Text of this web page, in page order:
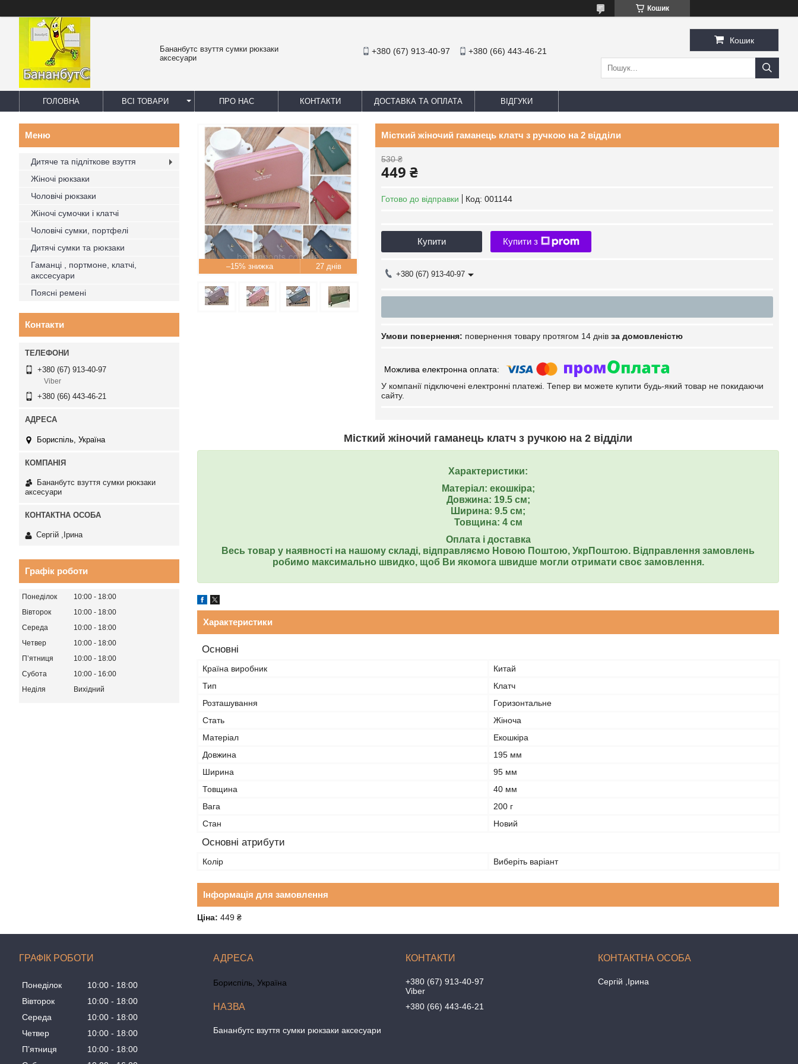
Кошик
Бананбутс взуття сумки рюкзаки
аксесуари
+380 (67) 913-40-97 +380 (66) 443-46-21
Кошик
ГОЛОВНА ВСІ ТОВАРИ ПРО НАС КОНТАКТИ ДОСТАВКА ТА ОПЛАТА ВІДГУКИ
–15% 27 днів
Місткий жіночий гаманець клатч з ручкою на 2 відділи
530 ₴
449 ₴
Готово до відправки Код: 001144
Купити Купити з
+380 (67) 913-40-97
повернення товару протягом 14 днів за домовленістю
У компанії підключені електронні платежі. Тепер ви можете купити будь-який товар не покидаючи
сайту.
Місткий жіночий гаманець клатч з ручкою на 2 відділи
Характеристики:
Матеріал: екошкіра;
Довжина: 19.5 см;
Ширина: 9.5 см;
Товщина: 4 см
Оплата і доставка
Весь товар у наявності на нашому складі, відправляємо Новою Поштою, УкрПоштою. Відправлення замовлень
робимо максимально швидко, щоб Ви якомога швидше могли отримати своє замовлення.
Характеристики
Основні
Країна виробник
Китай
Тип
Клатч
Розташування
Горизонтальне
Стать
Жіноча
Матеріал
Екошкіра
Довжина
195 мм
Ширина
95 мм
Товщина
40 мм
Вага
200 г
Стан
Новий
Основні атрибути
Колір Виберіть варіант
Інформація для замовлення
Ціна: 449 ₴
Дитяче та підліткове взуття
Жіночі рюкзаки
Чоловічі рюкзаки
Жіночі сумочки і клатчі
Чоловічі сумки, портфелі
Дитячі сумки та рюкзаки
Гаманці , портмоне, клатчі,
акссесуари
Поясні ремені
Контакти
+380 (67) 913-40-97
Viber
+380 (66) 443-46-21
Бориспіль, Україна
Бананбутс взуття сумки рюкзаки
аксесуари
Сергій ,Ірина
Графік роботи
Понеділок 10:00
18:00
Вівторок
10:00
18:00
Середа
10:00
18:00
Четвер
10:00
18:00
Пʼятниця
10:00
18:00
Субота
10:00
16:00
Неділя
Вихідний
ГРАФІК РОБОТИ
Понеділок 10:00
18:00
Вівторок
10:00
18:00
Середа
10:00
18:00
Четвер
10:00
18:00
Пʼятниця
10:00
18:00
Бориспіль, Україна
Бананбутс взуття сумки рюкзаки аксесуари
+380 (67) 913-40-97
Viber
+380 (66) 443-46-21
Сергій ,Ірина